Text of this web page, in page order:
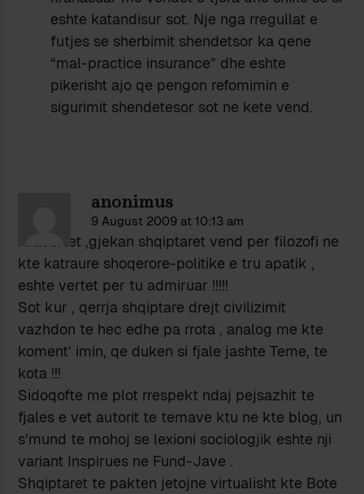
eshte katandisur sot. Nje nga rregullat e
futjes se sherbimit shendetsor ka qene
“mal-practice insurance” dhe eshte
pikerisht ajo qe pengon refomimin e
sigurimit shendetesor sot ne kete vend.
anonimus
9 August 2009 at 10:13 am
Ah..vertet ,gjekan shqiptaret vend per filozofi ne
kte katraure shoqerore-politike e tru apatik ,
eshte vertet per tu admiruar !!!!!
Sot kur , qerrja shqiptare drejt civilizimit
vazhdon te hec edhe pa rrota , analog me kte
koment’ imin, qe duken si fjale jashte Teme, te
kota !!!
Sidoqofte me plot rrespekt ndaj pejsazhit te
fjales e vet autorit te temave ktu ne kte blog, un
s’mund te mohoj se lexioni sociologjik eshte nji
variant Inspirues ne Fund-Jave .
Shqiptaret te pakten jetojne virtualisht kte Bote